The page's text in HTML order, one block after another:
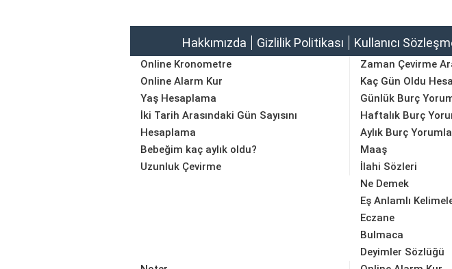
Hakkımızda Gizlilik Politikası Kullanıcı
Online Kronometre
Online Alarm Kur
Yaş Hesaplama
İki Tarih Arasındaki Gün Sayısını
Hesaplama
Bebeğim kaç aylık oldu?
Uzunluk Çevirme
Zaman Çevirme
Kaç Gün Oldu
Günlük Burç
Haftalık Burç
Aylık Burç
Maaş
İlahi Sözleri
Ne Demek
Eş Anlamlı
Eczane
Bulmaca
Deyimler Sözlüğü